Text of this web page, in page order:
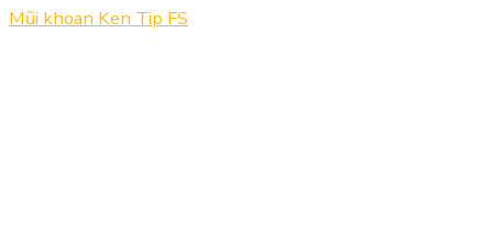
Mũi khoan Ken Tip FS